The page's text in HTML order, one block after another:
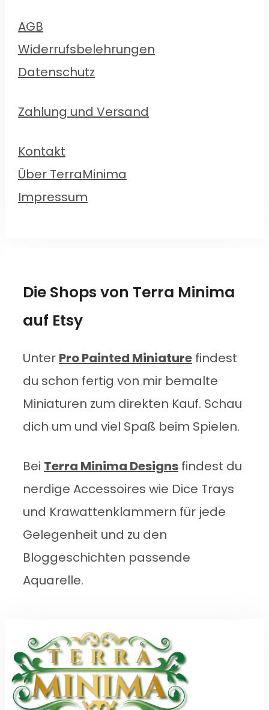
AGB
Widerrufsbelehrungen
Datenschutz
Zahlung und Versand
Kontakt
Über TerraMinima
Impressum
Die Shops von Terra Minima
auf Etsy
Unter Pro Painted Miniature findest
du schon fertig von mir bemalte
Miniaturen zum direkten Kauf. Schau
dich um und viel Spaß beim Spielen.
Bei Terra Minima Designs findest du
nerdige Accessoires wie Dice Trays
und Krawattenklammern für jede
Gelegenheit und zu den
Bloggeschichten passende
Aquarelle.